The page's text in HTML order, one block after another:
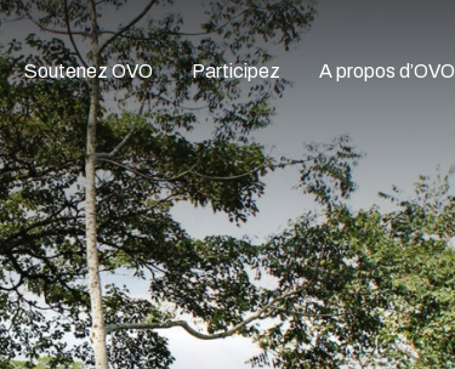
Soutenez OVO Participez A propos d’OVO